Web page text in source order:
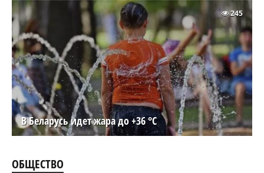
В Беларусь идет жара до +36 °C
245
ОБЩЕСТВО